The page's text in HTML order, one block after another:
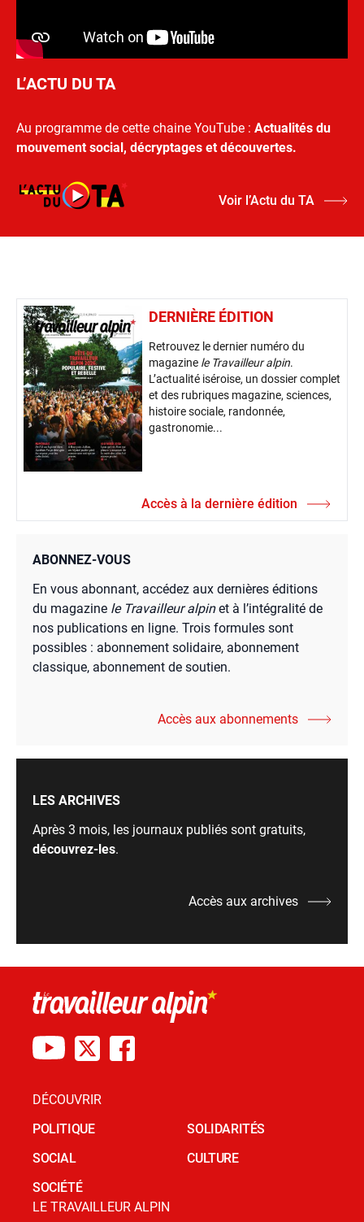
L’ACTU DU TA
Au programme de cette chaine YouTube : Actualités du
mouvement social, décryptages et découvertes.
Voir l’Actu du TA
DERNIÈRE ÉDITION
Retrouvez le dernier numéro du
magazine le Travailleur alpin.
L’actualité iséroise, un dossier complet
et des rubriques magazine, sciences,
histoire sociale, randonnée,
gastronomie...
Accès à la dernière édition
ABONNEZ-VOUS
En vous abonnant, accédez aux dernières éditions
du magazine le Travailleur alpinet à l’intégralité de
nos publications en ligne. Trois formules sont
possibles : abonnement solidaire, abonnement
classique, abonnement de soutien.
Accès aux abonnements
LES ARCHIVES
Après 3 mois, les journaux publiés sont gratuits,
découvrez-les.
Accès aux archives
DÉCOUVRIR
POLITIQUE
SOCIAL
SOCIÉTÉ
SOLIDARITÉS
CULTURE
LE TRAVAILLEUR ALPIN